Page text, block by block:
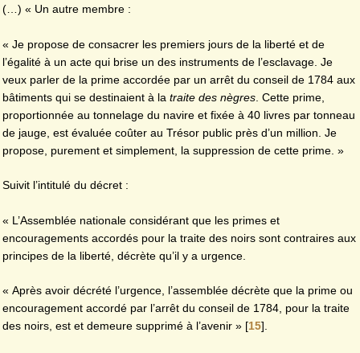
(…) « Un autre membre :
« Je propose de consacrer les premiers jours de la liberté et de
l’égalité à un acte qui brise un des instruments de l’esclavage. Je
veux parler de la prime accordée par un arrêt du conseil de 1784 aux
bâtiments qui se destinaient à la traite des nègres . Cette prime,
proportionnée au tonnelage du navire et fixée à 40 livres par tonneau
de jauge, est évaluée coûter au Trésor public près d’un million. Je
propose, purement et simplement, la suppression de cette prime. »
Suivit l’intitulé du décret :
« L’Assemblée nationale considérant que les primes et
encouragements accordés pour la traite des noirs sont contraires aux
principes de la liberté, décrète qu’il y a urgence.
« Après avoir décrété l’urgence, l’assemblée décrète que la prime ou
encouragement accordé par l’arrêt du conseil de 1784, pour la traite
des noirs, est et demeure supprimé à l’avenir » [15].